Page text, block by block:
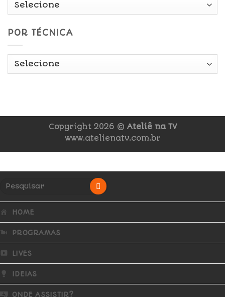
POR TÉCNICA
Copyright 2026 © Ateliê na TV
www.atelienatv.com.br
HOME
PROGRAMAS
LIVES
IDEIAS
ONDE ASSISTIR?